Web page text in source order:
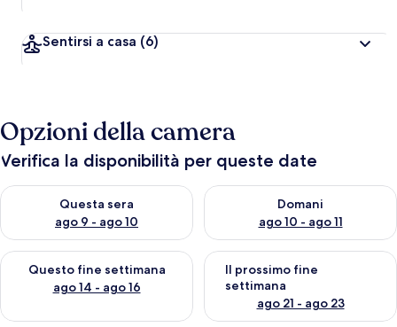
Sentirsi a casa (6)
Opzioni della camera
Verifica la disponibilità per queste date
Questa sera
ago 9 - ago 10
Verifica la disponibilità per questa sera, ago 9 - ago 10
Domani
ago 10 - ago 11
Verifica la disponibilità per
Questo fine settimana
ago 14 - ago 16
Verifica la disponibilità per questo fine settimana, ago 14 -
Il prossimo fine
settimana
ago 21 - ago 23
Verifica la disponibilità per il